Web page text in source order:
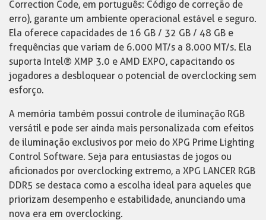
Correction Code, em português: Código de correção de
erro), garante um ambiente operacional estável e seguro.
Ela oferece capacidades de 16 GB / 32 GB / 48 GB e
frequências que variam de 6.000 MT/s a 8.000 MT/s. Ela
suporta Intel® XMP 3.0 e AMD EXPO, capacitando os
jogadores a desbloquear o potencial de overclocking sem
esforço.
A memória também possui controle de iluminação RGB
versátil e pode ser ainda mais personalizada com efeitos
de iluminação exclusivos por meio do XPG Prime Lighting
Control Software. Seja para entusiastas de jogos ou
aficionados por overclocking extremo, a XPG LANCER RGB
DDR5 se destaca como a escolha ideal para aqueles que
priorizam desempenho e estabilidade, anunciando uma
nova era em overclocking.